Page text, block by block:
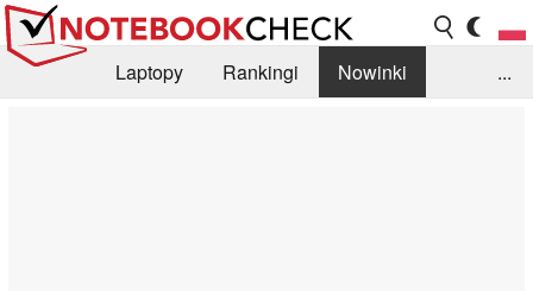
Laptopy Rankingi
Nowinki
...